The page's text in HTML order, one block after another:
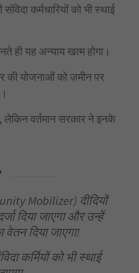
कर्मचारियों को भी स्थाई
ही यह अन्याय खत्म होगा।
की योजनाओं को ज़मीन पर
लेकिन वर्तमान सरकार ने इनके
Mobilizer) दीदियों
दिया जाएगा और उन्हें
वेतन दिया जाएगा!
कर्मियों को भी स्थाई